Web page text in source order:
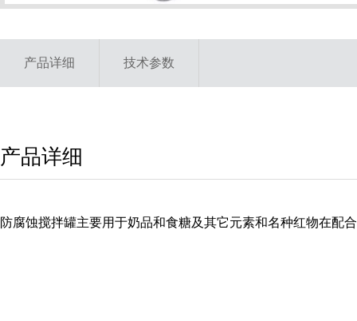
产品详细 技术参数
产品详细
防腐蚀搅拌罐主要用于奶品和食糖及其它元素和名种红物在配